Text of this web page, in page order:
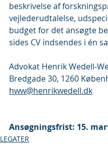
beskrivelse af
vejlederudtalelse,
budget for det ansøgte
sides CV indsendes i én
Advokat Henrik Wedell-
Bredgade 30, 1260
hww@henrikwedell.dk
Ansøgningsfrist: 15.
LEGATER